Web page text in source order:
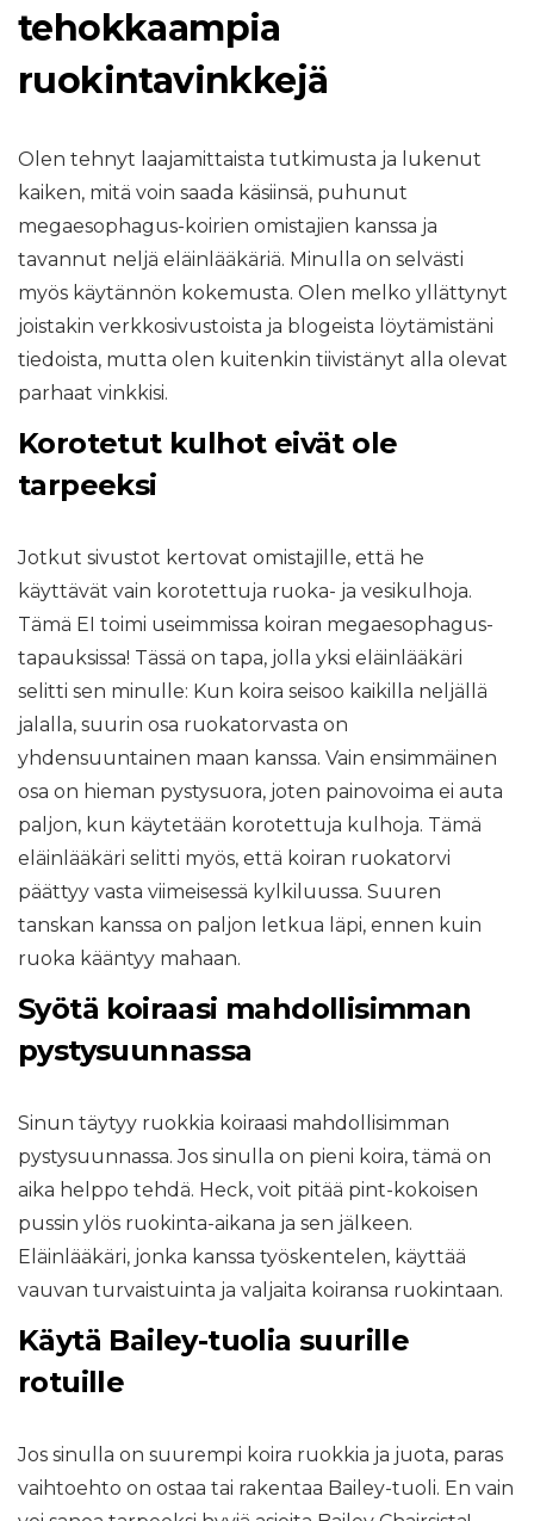
tehokkaampia
ruokintavinkkejä
Olen tehnyt laajamittaista tutkimusta ja lukenut
kaiken, mitä voin saada käsiinsä, puhunut
megaesophagus-koirien omistajien kanssa ja
tavannut neljä eläinlääkäriä. Minulla on selvästi
myös käytännön kokemusta. Olen melko yllättynyt
joistakin verkkosivustoista ja blogeista löytämistäni
tiedoista, mutta olen kuitenkin tiivistänyt alla olevat
parhaat vinkkisi.
Korotetut kulhot eivät ole
tarpeeksi
Jotkut sivustot kertovat omistajille, että he
käyttävät vain korotettuja ruoka- ja vesikulhoja.
Tämä EI toimi useimmissa koiran megaesophagus-
tapauksissa! Tässä on tapa, jolla yksi eläinlääkäri
selitti sen minulle: Kun koira seisoo kaikilla neljällä
jalalla, suurin osa ruokatorvasta on
yhdensuuntainen maan kanssa. Vain ensimmäinen
osa on hieman pystysuora, joten painovoima ei auta
paljon, kun käytetään korotettuja kulhoja. Tämä
eläinlääkäri selitti myös, että koiran ruokatorvi
päättyy vasta viimeisessä kylkiluussa. Suuren
tanskan kanssa on paljon letkua läpi, ennen kuin
ruoka kääntyy mahaan.
Syötä koiraasi mahdollisimman
pystysuunnassa
Sinun täytyy ruokkia koiraasi mahdollisimman
pystysuunnassa. Jos sinulla on pieni koira, tämä on
aika helppo tehdä. Heck, voit pitää pint-kokoisen
pussin ylös ruokinta-aikana ja sen jälkeen.
Eläinlääkäri, jonka kanssa työskentelen, käyttää
vauvan turvaistuinta ja valjaita koiransa ruokintaan.
Käytä Bailey-tuolia suurille
rotuille
Jos sinulla on suurempi koira ruokkia ja juota, paras
vaihtoehto on ostaa tai rakentaa Bailey-tuoli. En vain